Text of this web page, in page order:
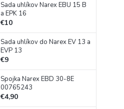
Sada uhlíkov Narex EBU 15 B
a EPK 16
€10
Sada uhlíkov do Narex EV 13 a
EVP 13
€9
Spojka Narex EBD 30-8E
00765243
€4,90